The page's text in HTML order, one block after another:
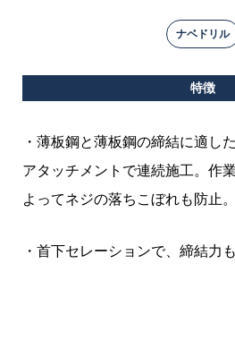
ナベドリル
特徴
・薄板鋼と薄板鋼の締結に適し
アタッチメントで連続施工。作
よってネジの落ちこぼれも防止。
・首下セレーションで、締結力も